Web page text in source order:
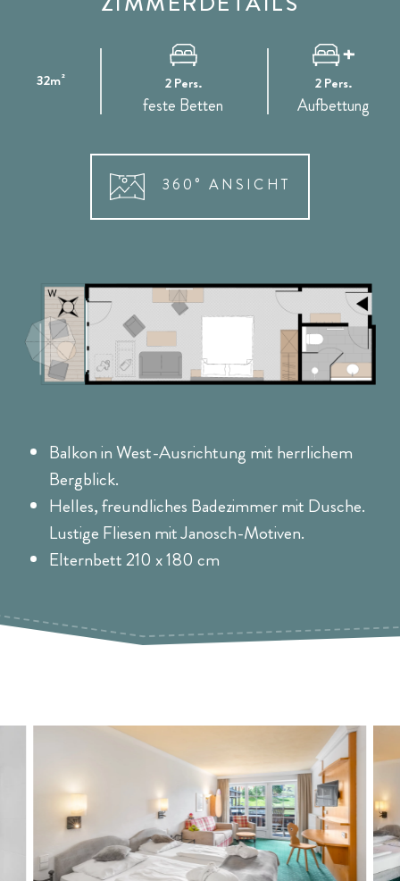
32m² 2 Pers.
feste Betten
2 Pers.
Aufbettung
360° ANSICHT
Balkon in West-Ausrichtung mit herrlichem
Bergblick.
Helles, freundliches Badezimmer mit Dusche.
Lustige Fliesen mit Janosch-Motiven.
Elternbett 210 x 180 cm